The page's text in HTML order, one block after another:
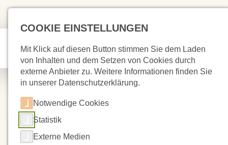
COOKIE EINSTELLUNGEN
Mit Klick auf diesen Button stimmen Sie dem Laden
von Inhalten und dem Setzen von Cookies durch
externe Anbieter zu. Weitere Informationen finden Sie
in unserer Datenschutzerklärung.
Notwendige Cookies
Statistik
Externe Medien